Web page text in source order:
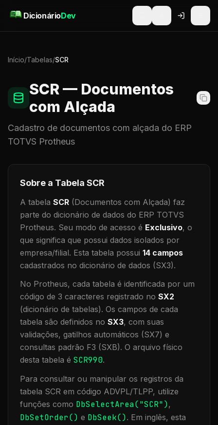
DicionárioDev
Início/Tabelas/SCR
SCR — Documentos
com Alçada
Cadastro de documentos com alçada do ERP
TOTVS Protheus
Sobre a Tabela SCR
A tabela SCR (Documentos com Alçada) faz
parte do dicionário de dados do ERP TOTVS
Protheus. Seu modo de acesso é Exclusivo, o
que significa que possui dados isolados por
empresa/filial. Esta tabela possui 14 campos
cadastrados no dicionário de dados (SX3).
No Protheus, cada tabela é identificada por um
código de 3 caracteres registrado no SX2
(dicionário de tabelas). Os campos de cada
tabela são definidos no SX3, com suas
validações, gatilhos automáticos (SX7) e
consultas padrão F3 (SXB). O arquivo físico
desta tabela é SCR990.
Para consultar ou manipular os registros da
tabela SCR em código ADVPL/TLPP, utilize
funções como DbSelectArea("SCR"),
DbSetOrder() e DbSeek(). Em inglês, esta